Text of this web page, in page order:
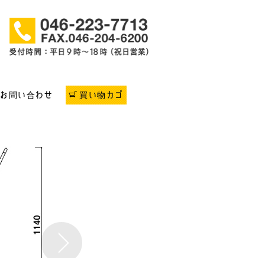
お問い合わせ